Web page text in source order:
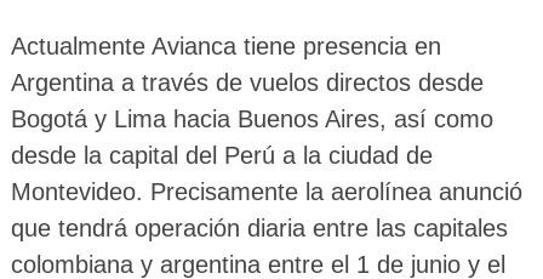
Actualmente Avianca tiene presencia en
Argentina a través de vuelos directos desde
Bogotá y Lima hacia Buenos Aires, así como
desde la capital del Perú a la ciudad de
Montevideo. Precisamente la aerolínea anunció
que tendrá operación diaria entre las capitales
colombiana y argentina entre el 1 de junio y el